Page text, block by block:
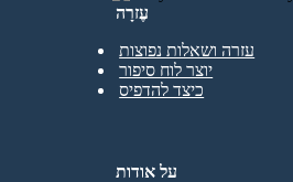
עֶזרָה
עזרה ושאלות נפוצות
יוצר לוח סיפור
כיצד להדפיס
על אודות